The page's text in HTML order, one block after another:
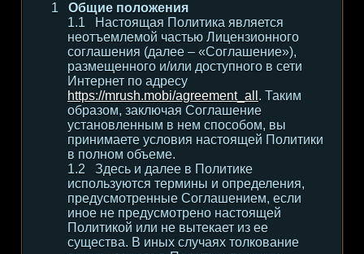
Общие положения
Настоящая Политика является
неотъемлемой частью Лицензионного
соглашения (далее – «Соглашение»),
размещенного и/или доступного в сети
Интернет по адресу
https://mrush.mobi/agreement_all . Таким
образом, заключая Соглашение
установленным в нем способом, вы
принимаете условия настоящей Политики
в полном объеме.
Здесь и далее в Политике
используются термины и определения,
предусмотренные Соглашением, если
иное не предусмотрено настоящей
Политикой или не вытекает из ее
существа. В иных случаях толкование